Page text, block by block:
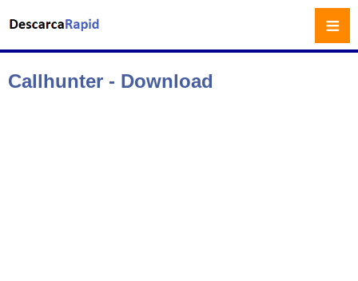
Callhunter - Download
≡